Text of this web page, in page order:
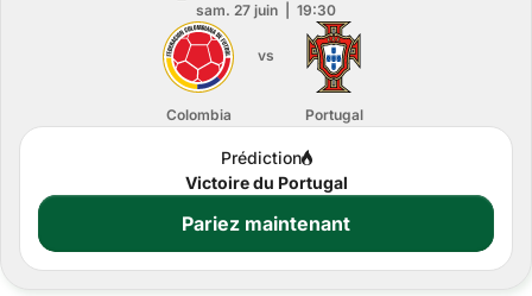
sam. 27 juin 19:30
vs
Colombia Portugal
Prédiction
Victoire du Portugal
Pariez maintenant